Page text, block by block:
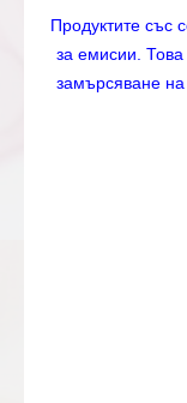
Продуктите със
за емисии. Това
замърсяване